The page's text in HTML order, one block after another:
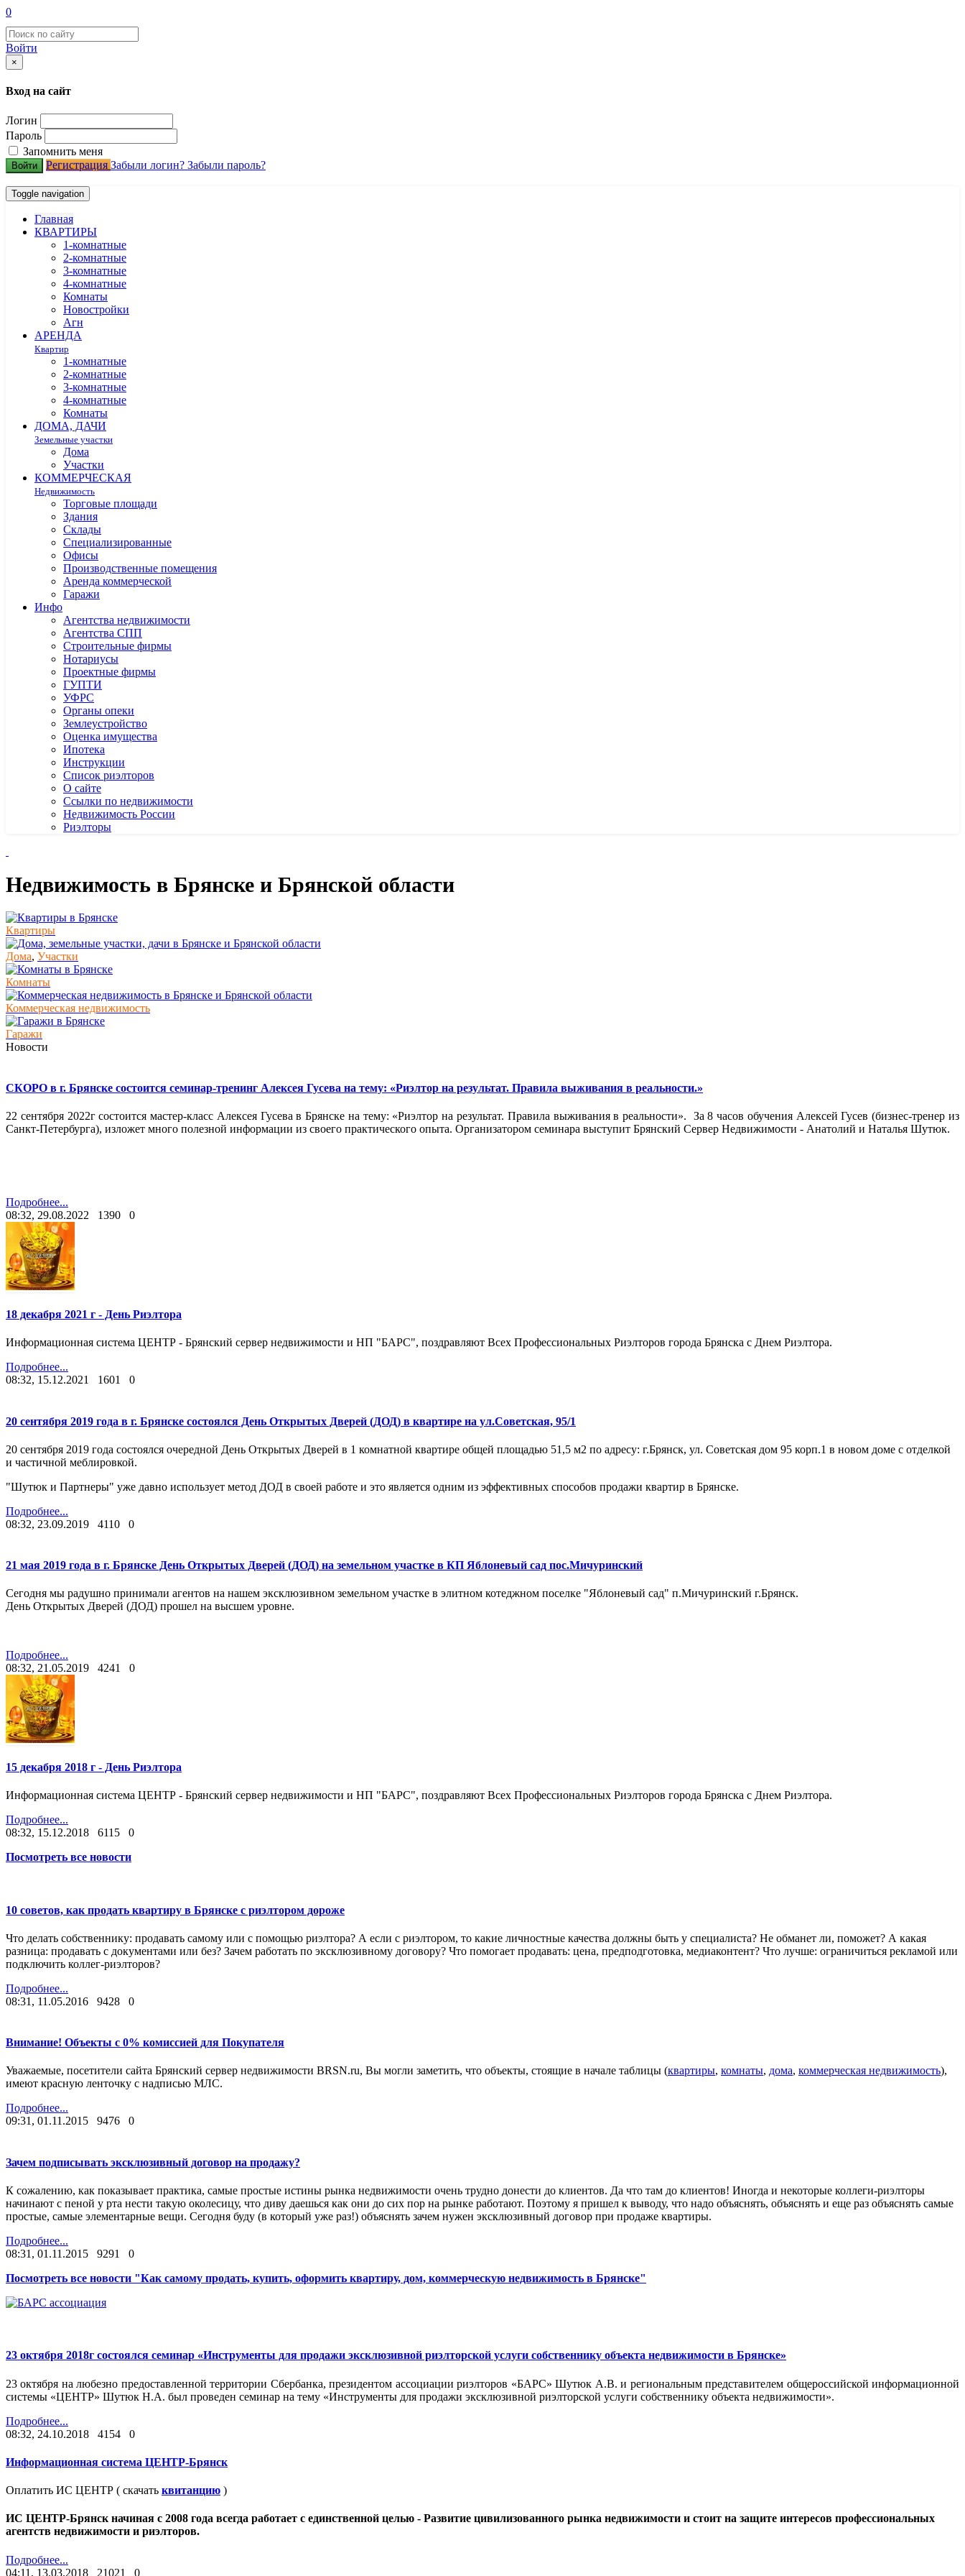
0
Войти
×
Вход на сайт
Логин
Пароль
Запомнить меня
Войти РегистрацияЗабыли логин? Забыли пароль?
Toggle navigation
Главная
КВАРТИРЫ
1-комнатные
2-комнатные
3-комнатные
4-комнатные
Комнаты
Новостройки
Агн
АРЕНДА
Квартир
1-комнатные
2-комнатные
3-комнатные
4-комнатные
Комнаты
ДОМА, ДАЧИ
Земельные участки
Дома
Участки
КОММЕРЧЕСКАЯ
Недвижимость
Торговые площади
Здания
Склады
Специализированные
Офисы
Производственные помещения
Аренда коммерческой
Гаражи
Инфо
Агентства недвижимости
Агентства СПП
Строительные фирмы
Нотариусы
Проектные фирмы
ГУПТИ
УФРС
Органы опеки
Землеустройство
Оценка имущества
Ипотека
Инструкции
Список риэлторов
О сайте
Ссылки по недвижимости
Недвижимость России
Риэлторы
Недвижимость в Брянске и Брянской области
Квартиры
Дома, Участки
Комнаты
Коммерческая недвижимость
Гаражи
Новости
СКОРО в г. Брянске состоится семинар-тренинг Алексея Гусева на тему: «Риэлтор на результат. Правила выживания в реальности.»
22 сентября 2022г состоится мастер-класс Алексея Гусева в Брянске на тему: «Риэлтор на результат. Правила выживания в реальности». За 8 часов обучения Алексей Гусев (бизнес-тренер из
Санкт-Петербурга), изложет много полезной информации из своего практического опыта. Организатором семинара выступит Брянский Сервер Недвижимости - Анатолий и Наталья Шутюк.
Подробнее...
08:32, 29.08.2022
1390 0
18 декабря 2021 г - День Риэлтора
Информационная система ЦЕНТР - Брянский сервер недвижимости и НП "БАРС", поздравляют Всех Профессиональных Риэлторов города Брянска с Днем Риэлтора.
Подробнее...
08:32, 15.12.2021
1601 0
20 сентября 2019 года в г. Брянске состоялся День Открытых Дверей (ДОД) в квартире на ул.Советская, 95/1
20 сентября 2019 года состоялся очередной День Открытых Дверей в 1 комнатной квартире общей площадью 51,5 м2 по адресу: г.Брянск, ул. Советская дом 95 корп.1 в новом доме с отделкой
и частичной меблировкой.
"Шутюк и Партнеры" уже давно использует метод ДОД в своей работе и это является одним из эффективных способов продажи квартир в Брянске.
Подробнее...
08:32, 23.09.2019
4110 0
21 мая 2019 года в г. Брянске День Открытых Дверей (ДОД) на земельном участке в КП Яблоневый сад пос.Мичуринский
Сегодня мы радушно принимали агентов на нашем эксклюзивном земельном участке в элитном котеджном поселке "Яблоневый сад" п.Мичуринский г.Брянск.
День Открытых Дверей (ДОД) прошел на высшем уровне.
Подробнее...
08:32, 21.05.2019
4241 0
15 декабря 2018 г - День Риэлтора
Информационная система ЦЕНТР - Брянский сервер недвижимости и НП "БАРС", поздравляют Всех Профессиональных Риэлторов города Брянска с Днем Риэлтора.
Подробнее...
08:32, 15.12.2018
6115
0
Посмотреть все новости
10 советов, как продать квартиру в Брянске с риэлтором дороже
Что делать собственнику: продавать самому или с помощью риэлтора? А если с риэлтором, то какие личностные качества должны быть у специалиста? Не обманет ли, поможет? А какая
разница: продавать с документами или без? Зачем работать по эксклюзивному договору? Что помогает продавать: цена, предподготовка, медиаконтент? Что лучше: ограничиться рекламой или
подключить коллег-риэлторов?
Подробнее...
08:31, 11.05.2016
9428 0
Внимание! Объекты с 0% комиссией для Покупателя
Уважаемые, посетители сайта Брянский сервер недвижимости BRSN.ru, Вы могли заметить, что объекты, стоящие в начале таблицы (квартиры, комнаты, дома, коммерческая недвижимость),
имеют красную ленточку с надписью МЛС.
Подробнее...
09:31, 01.11.2015
9476 0
Зачем подписывать эксклюзивный договор на продажу?
К сожалению, как показывает практика, самые простые истины рынка недвижимости очень трудно донести до клиентов. Да что там до клиентов! Иногда и некоторые коллеги-риэлторы
начинают с пеной у рта нести такую околесицу, что диву даешься как они до сих пор на рынке работают. Поэтому я пришел к выводу, что надо объяснять, объяснять и еще раз объяснять самые
простые, самые элементарные вещи. Сегодня буду (в который уже раз!) объяснять зачем нужен эксклюзивный договор при продаже квартиры.
Подробнее...
08:31, 01.11.2015
9291
0
Посмотреть все новости "Как самому продать, купить, оформить квартиру, дом, коммерческую недвижимость в Брянске"
23 октября 2018г состоялся семинар «Инструменты для продажи эксклюзивной риэлторской услуги собственнику объекта недвижимости в Брянске»
23 октября на любезно предоставленной территории Сбербанка, президентом ассоциации риэлторов «БАРС» Шутюк А.В. и региональным представителем общероссийской информационной
системы «ЦЕНТР» Шутюк Н.А. был проведен семинар на тему «Инструменты для продажи эксклюзивной риэлторской услуги собственнику объекта недвижимости».
Подробнее...
08:32, 24.10.2018
4154 0
Информационная система ЦЕНТР-Брянск
Оплатить ИС ЦЕНТР ( скачать квитанцию )
ИС ЦЕНТР-Брянск начиная с 2008 года всегда работает с единственной целью - Развитие цивилизованного рынка недвижимости и стоит на защите интересов профессиональных
агентств недвижимости и риэлторов.
Подробнее...
04:11, 13.03.2018
21021 0